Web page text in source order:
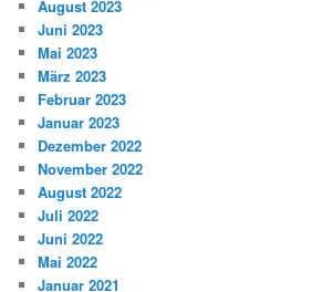
August 2023
Juni 2023
Mai 2023
März 2023
Februar 2023
Januar 2023
Dezember 2022
November 2022
August 2022
Juli 2022
Juni 2022
Mai 2022
Januar 2021